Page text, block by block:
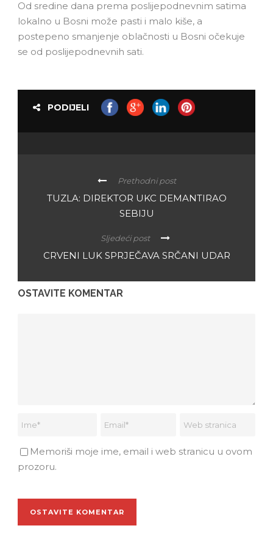
Od sredine dana prema poslijepodnevnim satima
lokalno u Bosni može pasti i malo kiše, a
postepeno smanjenje oblačnosti u Bosni očekuje
se od poslijepodnevnih sati.
PODIJELI
Prethodni post
TUZLA: DIREKTOR UKC DEMANTIRAO
SEBIJU
Sljedeći post
CRVENI LUK SPRJEČAVA SRČANI UDAR
OSTAVITE KOMENTAR
Memoriši moje ime, email i web stranicu u ovom
prozoru.